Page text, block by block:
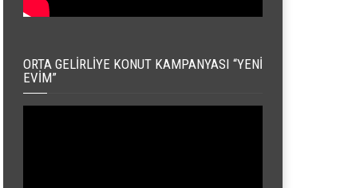
ORTA GELIRLIYE KONUT KAMPANYASI “YENI
EVIM”